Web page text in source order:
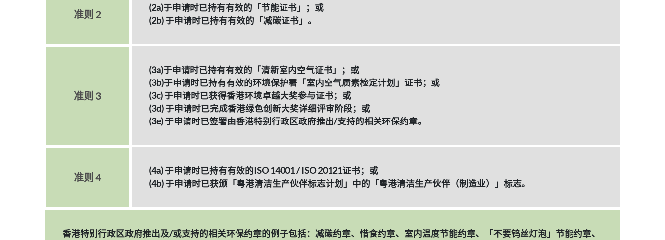
准则 2
(2a)于申请时已持有有效的「节能证书」；或
(2b) 于申请时已持有有效的「减碳证书」。
准则 3
(3a)于申请时已持有有效的「清新室内空气证书」；或
(3b)于申请时已持有有效的环境保护署「室内空气质素检定计划」证书；或
(3c) 于申请时已获得香港环境卓越大奖参与证书；或
(3d) 于申请时已完成香港绿色创新大奖详细评审阶段；或
(3e) 于申请时已签署由香港特别行政区政府推出/支持的相关环保约章。
准则 4
(4a) 于申请时已持有有效的ISO 14001 / ISO 20121证书；或
(4b) 于申请时已获颁「粤港清洁生产伙伴标志计划」中的「粤港清洁生产伙伴（制造业）」标志。
香港特别行政区政府推出及/或支持的相关环保约章的例子包括：减碳约章、惜食约章、室内温度节能约章、「不要钨丝灯泡」节能约章、